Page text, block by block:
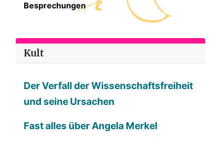
Besprechungen
Kult
Der Verfall der Wissenschaftsfreiheit
und seine Ursachen
Fast alles über Angela Merkel